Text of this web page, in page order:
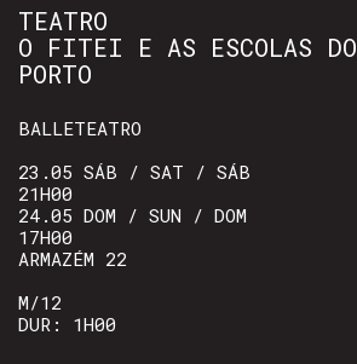
TEATRO
O FITEI E AS ESCOLAS DO
PORTO
BALLETEATRO
23.05 SÁB / SAT / SÁB
21H00
24.05 DOM / SUN / DOM
17H00
ARMAZÉM 22
M/12
DUR: 1H00